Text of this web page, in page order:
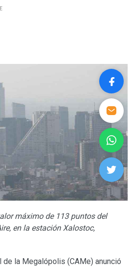
máximo de 113 puntos del
en la estación Xalostoc,
de la Megalópolis (CAMe) anunció